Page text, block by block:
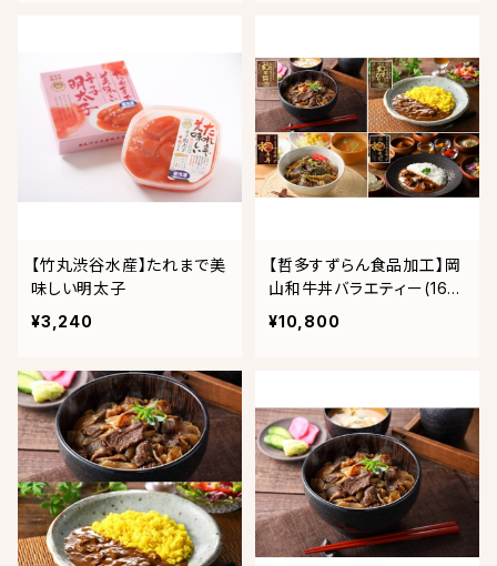
【竹丸渋谷水産】たれまで美
味しい明太子
¥3,240
【哲多すずらん食品加工】岡
山和牛丼バラエティー(16食
セット)
¥10,800